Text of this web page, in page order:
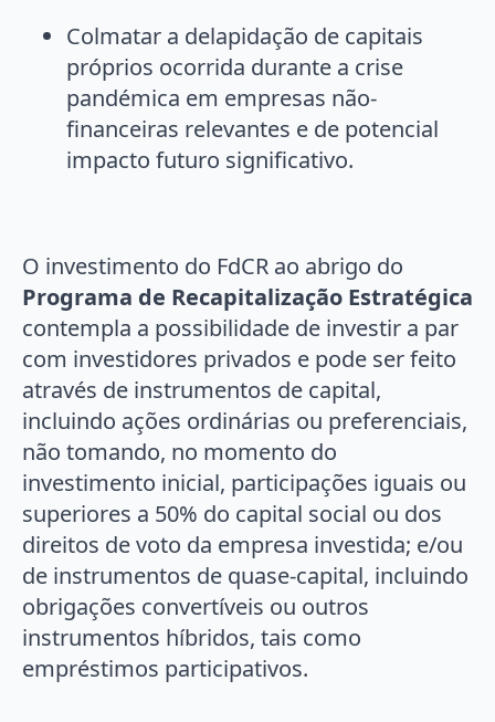
Colmatar a delapidação de capitais
próprios ocorrida durante a crise
pandémica em empresas não-
financeiras relevantes e de potencial
impacto futuro significativo.
O investimento do FdCR ao abrigo do
Programa de Recapitalização Estratégica
contempla a possibilidade de investir a par
com investidores privados e pode ser feito
através de instrumentos de capital,
incluindo ações ordinárias ou preferenciais,
não tomando, no momento do
investimento inicial, participações iguais ou
superiores a 50% do capital social ou dos
direitos de voto da empresa investida; e/ou
de instrumentos de quase-capital, incluindo
obrigações convertíveis ou outros
instrumentos híbridos, tais como
empréstimos participativos.